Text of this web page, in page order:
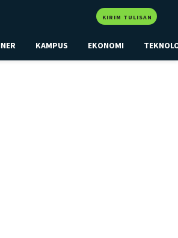
KIRIM TULISAN
KAMPUS EKONOMI